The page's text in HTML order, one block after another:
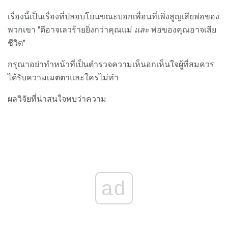
เรื่องนี้เป็นเรื่องที่ปลอบโยนขณะบอกเพื่อนที่เพิ่งสูญเสียพ่อของ
พวกเขา "ดีอาจเลวร้ายยิ่งกว่าคุณแม่ และ พ่อของคุณอาจเสีย
ชีวิต"
กรุณาอย่าทำหน้าที่เป็นตำรวจความเห็นอกเห็นใจผู้ที่สมควร
ได้รับความเมตตาและใครไม่ทำ
ผลวิจัยที่น่าสนใจพบว่าความ
ad